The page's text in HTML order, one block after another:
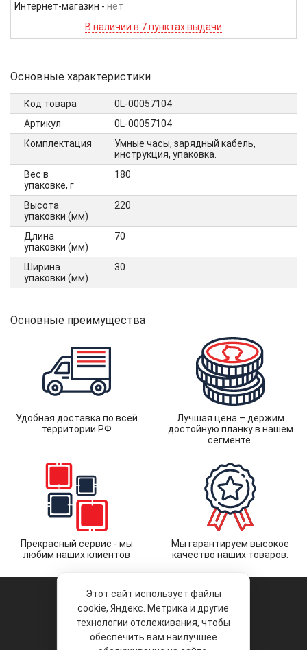
Интернет-магазин - нет
В наличии в 7 пунктах выдачи
Основные характеристики
Код товара
0L-00057104
Артикул
0L-00057104
Комплектация
Умные часы, зарядный кабель,
инструкция, упаковка.
Вес в
упаковке, г
180
Высота
упаковки (мм)
220
Длина
упаковки (мм)
70
Ширина
упаковки (мм)
30
Основные преимущества
Удобная доставка по всей
территории РФ
Лучшая цена – держим
достойную планку в нашем
сегменте.
Прекрасный сервис - мы
любим наших клиентов
Мы гарантируем высокое
качество наших товаров.
© 2026 «Liberty Project».
Этот сайт использует файлы
cookie, Яндекс. Метрика и другие
технологии отслеживания, чтобы
обеспечить вам наилучшее